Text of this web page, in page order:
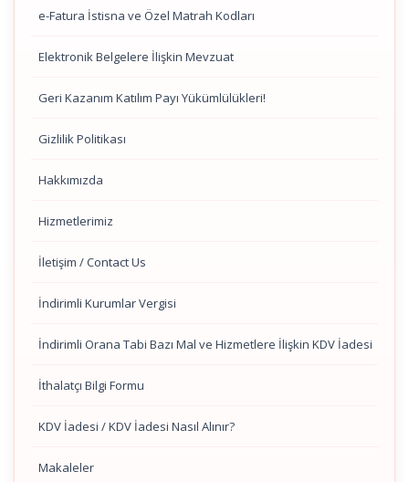
e-Fatura İstisna ve Özel Matrah Kodları
Elektronik Belgelere İlişkin Mevzuat
Geri Kazanım Katılım Payı Yükümlülükleri!
Gizlilik Politikası
Hakkımızda
Hizmetlerimiz
İletişim / Contact Us
İndirimli Kurumlar Vergisi
İndirimli Orana Tabi Bazı Mal ve Hizmetlere İlişkin KDV İadesi
İthalatçı Bilgi Formu
KDV İadesi / KDV İadesi Nasıl Alınır?
Makaleler